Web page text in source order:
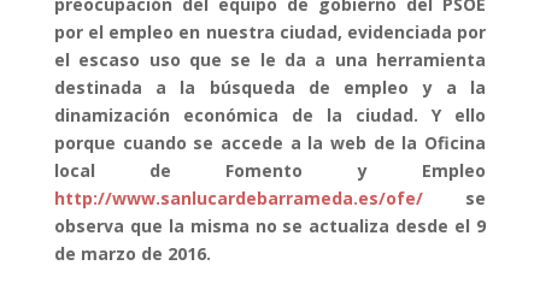
por el empleo en nuestra ciudad, evidenciada por
el escaso uso que se le da a una herramienta
destinada a la búsqueda de empleo y a la
dinamización económica de la ciudad. Y ello
porque cuando se accede a la web de la Oficina
local de Fomento y Empleo
http://www.sanlucardebarrameda.es/ofe/se
observa que la misma no se actualiza desde el 9
de marzo de 2016.